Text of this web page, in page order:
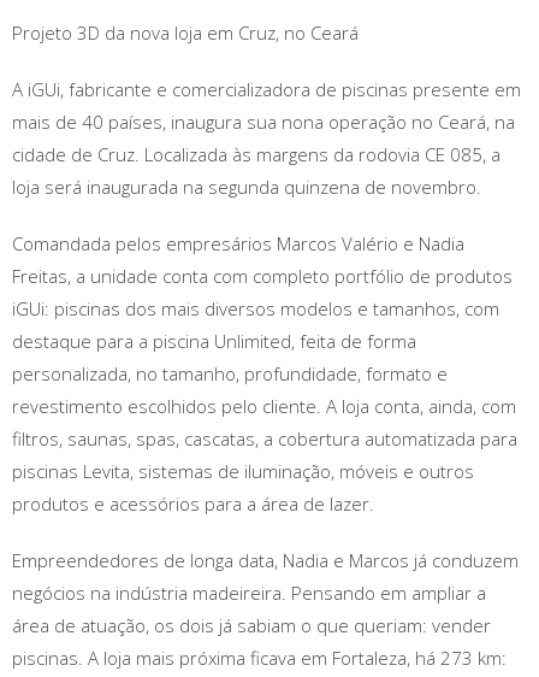
Projeto 3D da nova loja em Cruz, no Ceará
A iGUi, fabricante e comercializadora de piscinas presente em
mais de 40 países, inaugura sua nona operação no Ceará, na
cidade de Cruz. Localizada às margens da rodovia CE 085, a
loja será inaugurada na segunda quinzena de novembro.
Comandada pelos empresários Marcos Valério e Nadia
Freitas, a unidade conta com completo portfólio de produtos
iGUi: piscinas dos mais diversos modelos e tamanhos, com
destaque para a piscina Unlimited, feita de forma
personalizada, no tamanho, profundidade, formato e
revestimento escolhidos pelo cliente. A loja conta, ainda, com
filtros, saunas, spas, cascatas, a cobertura automatizada para
piscinas Levita, sistemas de iluminação, móveis e outros
produtos e acessórios para a área de lazer.
Empreendedores de longa data, Nadia e Marcos já conduzem
negócios na indústria madeireira. Pensando em ampliar a
área de atuação, os dois já sabiam o que queriam: vender
piscinas. A loja mais próxima ficava em Fortaleza, há 273 km: